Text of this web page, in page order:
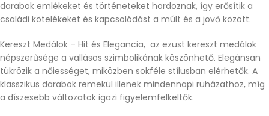
darabok emlékeket és történeteket hordoznak, így erősítik a
családi kötelékeket és kapcsolódást a múlt és a jövő között.
Kereszt Medálok – Hit és Elegancia, az ezüst kereszt medálok
népszerűsége a vallásos szimbolikának köszönhető. Elegánsan
tükrözik a nőiességet, miközben sokféle stílusban elérhetők. A
klasszikus darabok remekül illenek mindennapi ruházathoz, míg
a díszesebb változatok igazi figyelemfelkeltők.